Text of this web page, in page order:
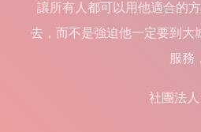
讓所有人都可以用他適合的
去，而不是強迫他一定要到大
服務
社團法